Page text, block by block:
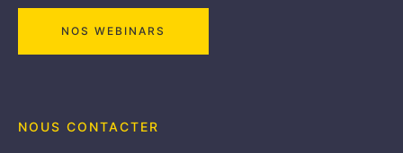
NOS WEBINARS
NOUS CONTACTER